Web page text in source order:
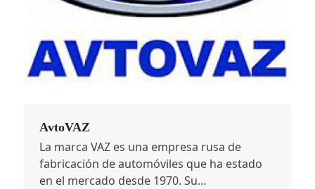
AvtoVAZ
La marca VAZ es una empresa rusa de
fabricación de automóviles que ha estado
en el mercado desde 1970. Su…